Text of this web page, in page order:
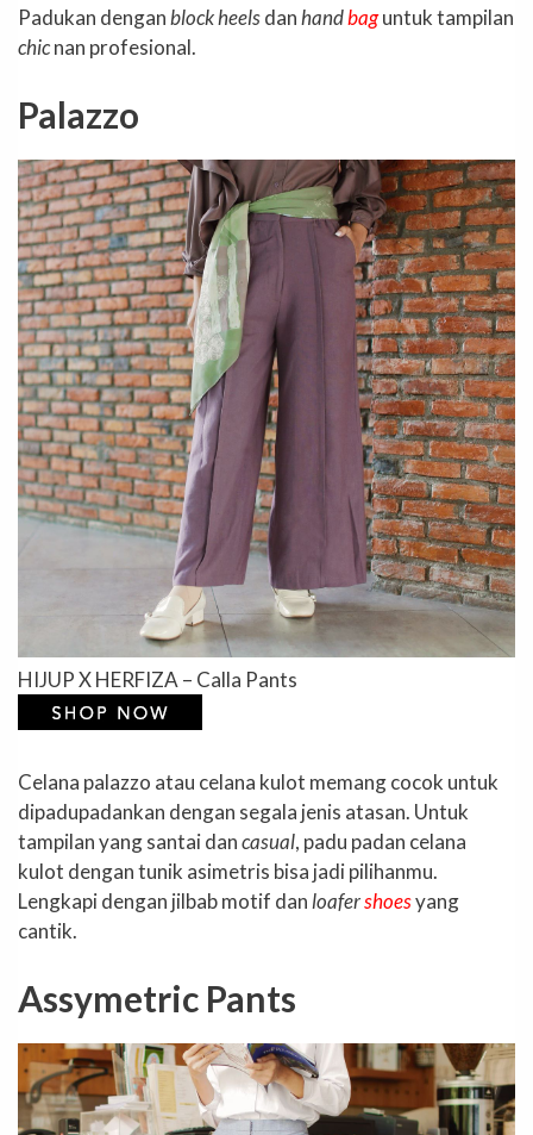
Padukan denganblock heelsdanhandbaguntuk tampilan
chicnan profesional.
Palazzo
HIJUP X HERFIZA – Calla Pants
Celana palazzo atau celana kulot memang cocok untuk
dipadupadankan dengan segala jenis atasan. Untuk
tampilan yang santai dancasual, padu padan celana
kulot dengan tunik asimetris bisa jadi pilihanmu.
Lengkapi dengan jilbab motif danloafershoesyang
cantik.
Assymetric Pants